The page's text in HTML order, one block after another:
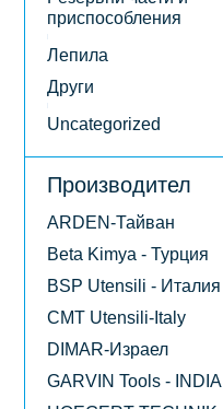
приспособления
Лепила
Други
Uncategorized
Производител
ARDEN-Тайван
Beta Kimya - Турция
BSP Utensili - Италия
CMT Utensili-Italy
DIMAR-Израел
GARVIN Tools - INDIA